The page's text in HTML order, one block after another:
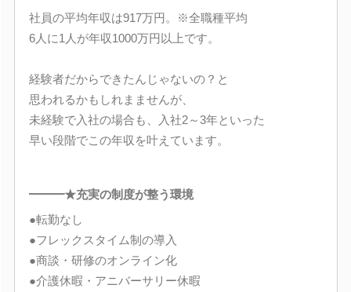
社員の平均年収は917万円。※全職種平均
6人に1人が年収1000万円以上です。
経験者だからできたんじゃないの？と
思われるかもしれまませんが、
未経験で入社の場合も、入社2～3年といった
早い段階でこの年収を叶えています。
━━━★充実の制度が整う環境
●転勤なし
●フレックスタイム制の導入
●商談・研修のオンライン化
●介護休暇・アニバーサリー休暇